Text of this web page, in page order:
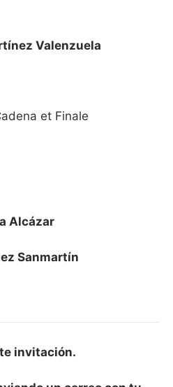
Valenzuela
et Finale
Alcázar
Sanmartín
invitación.